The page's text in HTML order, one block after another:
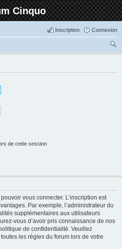
Cinquo
Connexion
Inscription
de cette session
vous connecter. L’inscription est
Par exemple, l’administrateur du
supplémentaires aux utilisateurs
vous d’avoir pris connaissance de nos
de confidentialité. Veuillez
les règles du forum lors de votre